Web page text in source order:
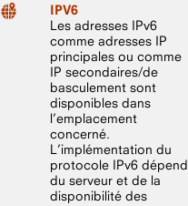
IPV6
Les adresses IPv6
comme adresses IP
principales ou comme
IP secondaires/de
basculement sont
disponibles dans
l’emplacement
concerné.
L’implémentation du
protocole IPv6 dépend
du serveur et de la
disponibilité des